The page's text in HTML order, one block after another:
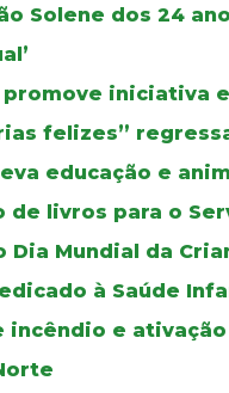
Solene dos 24
iniciativa
felizes” regressa
educação e
de livros para o
Dia Mundial da
à Saúde
incêndio e